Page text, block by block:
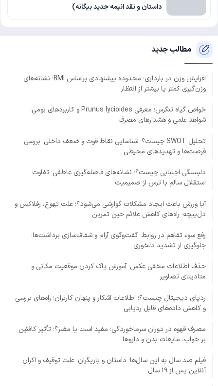
داستان و نقد انیمه جدید بیگانه)
مطالب جدید
افزایش وزن در بارداری؛ محدوده پیشنهادی براساس BMI؛ نشانه‌های
وزن‌گیری کمتر یا بیشتر از انتظار
خواص گیاه تنگرس؛ معرفی Prunus lycioides و کاربردهای بومی؛
شواهد علمی و هشدارهای مصرف
تحلیل SWOT چیست؟؛ شناسایی نقاط قوت و ضعف داخلی؛ بررسی
فرصت‌ها و تهدیدهای محیطی
دلبستگی اجتنابی چیست؟؛ نشانه‌های فاصله‌گیری عاطفی؛ تفاوت
استقلال سالم با ترس از صمیمیت
آیا ورزش باعث ایجاد مشکلات گوارشی می‌شود؟؛ علت تهوع، رفلاکس و
دل‌پیچه؛ راه‌های کاهش علائم حین تمرین
رفع سوء تفاهم در روابط؛ گفت‌وگوی آرام و شفاف‌سازی برداشت‌ها؛
جلوگیری از تشدید دلخوری
حذف اطلاعات مخفی عکس؛ آموزش پاک کردن موقعیت مکانی و
متادیتای تصاویر
ردپای دیجیتال چیست؟؛ اطلاعات آشکار و پنهان کاربران؛ راه‌های بررسی
و کاهش داده‌های قابل ردیابی
مصرف قهوه در دوران سرماخوردگی؛ مفید است یا مضر؟؛ تأثیر کافئین
بر خواب، مایعات بدن و داروها
فیلم صد سال به این سال‌ها؛ داستان و بازیگران؛ علت توقیف و اکران
آنلاین پس از ۱۹ سال